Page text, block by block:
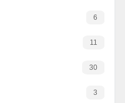
6
11
30
3